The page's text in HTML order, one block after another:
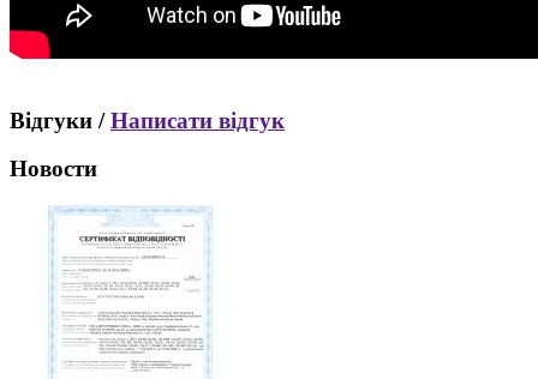
Відгуки /Написати відгук
Новости